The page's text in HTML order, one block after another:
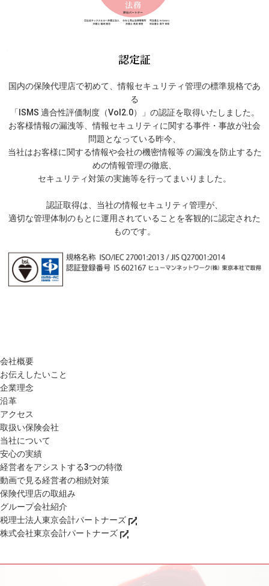
認定証
国内の保険代理店で初めて、情報セキュリティ管理の標準規格であ
る
「ISMS 適合性評価制度（Vol2.0）」の認証を取得いたしました。
お客様情報の漏洩等、情報セキュリティに関する事件・事故が社会
問題となっている昨今、
当社はお客様に関する情報や会社の機密情報等 の漏洩を防止するた
めの情報管理の徹底、
セキュリティ対策の実施等を行ってまいりました。
認証取得は、当社の情報セキュリティ管理が、
適切な管理体制のもとに運用されていることを客観的に認定された
ものです。
会社概要
お伝えしたいこと
企業理念
沿革
アクセス
取扱い保険会社
当社について
安心の実績
経営者をアシストする3つの特徴
動画で見る経営者の相続対策
保険代理店の取組み
グループ会社紹介
税理士法人東京会計パートナーズ
株式会社東京会計パートナーズ